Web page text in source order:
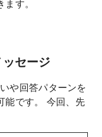
す。
セージ
や回答パターンを
能です。 今回、先